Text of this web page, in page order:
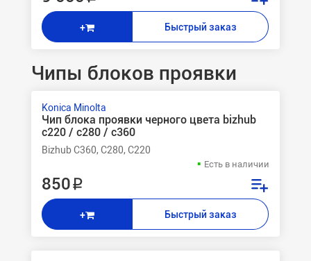
+ Быстрый заказ
Чипы блоков проявки
Konica Minolta
Чип блока проявки черного цвета bizhub
c220 / c280 / c360
Bizhub C360, C280, C220
Есть в наличии
850 ₽
+ Быстрый заказ